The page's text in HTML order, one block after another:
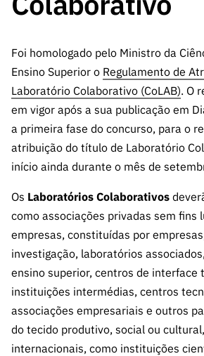
Acesso a dados
estatísticos para
científicos –
INE/DGEEC/FCT
Balcão da Ciência
Newsletter
Agenda
Publicações
Estudos e
Estratégico
Documentos de
Apoios
Contactos
Foi homologado pelo Ministro da
Ensino Superior o Regulamento de
Laboratório Colaborativo (CoLAB). O
em vigor após a sua publicação em
a primeira fase do concurso, para o
atribuição do título de Laboratório
início ainda durante o mês de
Os Laboratórios Colaborativos
como associações privadas sem fins
empresas, constituídas por
investigação, laboratórios
ensino superior, centros de interface
instituições intermédias, centros
associações empresariais e outros
do tecido produtivo, social ou
internacionais, como instituições